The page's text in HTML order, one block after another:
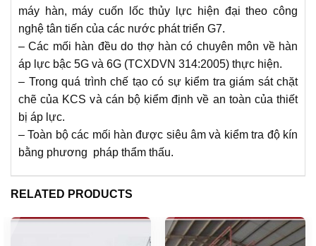
máy hàn, máy cuốn lốc thủy lực hiện đại theo công
nghệ tân tiến của các nước phát triển G7.
– Các mối hàn đều do thợ hàn có chuyên môn về hàn
áp lực bậc 5G và 6G (TCXDVN 314:2005) thực hiện.
– Trong quá trình chế tạo có sự kiểm tra giám sát chặt
chẽ của KCS và cán bộ kiểm định về an toàn của thiết
bị áp lực.
– Toàn bộ các mối hàn được siêu âm và kiểm tra độ kín
bằng phương pháp thẩm thấu.
RELATED PRODUCTS